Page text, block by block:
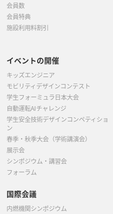
会員数
会員特典
施設利用料割引
イベントの開催
キッズエンジニア
モビリティデザインコンテスト
学生フォーミュラ日本大会
自動運転AIチャレンジ
学生安全技術デザインコンペティショ
ン
春季・秋季大会（学術講演会）
展示会
シンポジウム・講習会
フォーラム
国際会議
内燃機関シンポジウム